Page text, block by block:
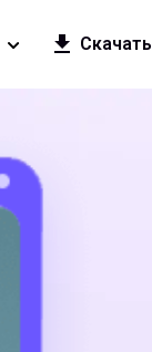
Скачать